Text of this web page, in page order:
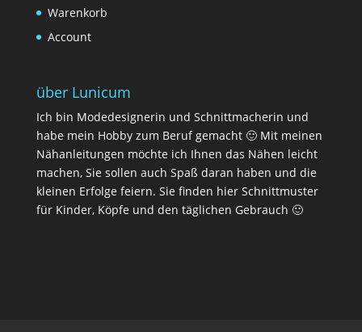
Warenkorb
Account
über Lunicum
Ich bin Modedesignerin und Schnittmacherin und
habe mein Hobby zum Beruf gemacht 🙂 Mit meinen
Nähanleitungen möchte ich Ihnen das Nähen leicht
machen, Sie sollen auch Spaß daran haben und die
kleinen Erfolge feiern. Sie finden hier Schnittmuster
für Kinder, Köpfe und den täglichen Gebrauch 🙂